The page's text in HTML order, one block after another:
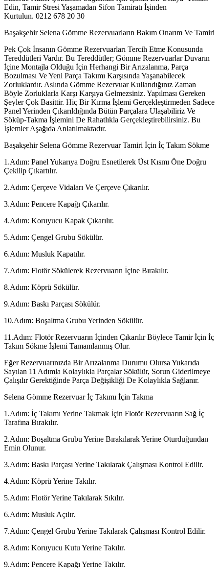
Edin, Tamir Stresi Yaşamadan Sifon Tamiratı İşinden
Kurtulun. 0212 678 20 30
Başakşehir Selena Gömme Rezervuarların Bakım Onarım Ve Tamiri
Pek Çok İnsanın Gömme Rezervuarları Tercih Etme Konusunda
Tereddütleri Vardır. Bu Tereddütler; Gömme Rezervuarlar Duvarın
İçine Montajla Olduğu İçin Herhangi Bir Arızalanma, Parça
Bozulması Ve Yeni Parça Takımı Karşısında Yaşanabilecek
Zorluklardır. Aslında Gömme Rezervuar Kullandığınız Zaman
Böyle Zorluklarla Karşı Karşıya Gelmezsiniz. Yapılması Gereken
Şeyler Çok Basittir. Hiç Bir Kırma İşlemi Gerçekleştirmeden Sadece
Panel Yerinden Çıkarıldığında Bütün Parçalara Ulaşabiliriz Ve
Söküp-Takma İşlemini De Rahatlıkla Gerçekleştirebilirsiniz. Bu
İşlemler Aşağıda Anlatılmaktadır.
Başakşehir Selena Gömme Rezervuar Tamiri İçin İç Takım Sökme
1.Adım: Panel Yukarıya Doğru Esnetilerek Üst Kısmı Öne Doğru
Çekilip Çıkartılır.
2.Adım: Çerçeve Vidaları Ve Çerçeve Çıkarılır.
3.Adım: Pencere Kapağı Çıkarılır.
4.Adım: Koruyucu Kapak Çıkarılır.
5.Adım: Çengel Grubu Sökülür.
6.Adım: Musluk Kapatılır.
7.Adım: Flotör Sökülerek Rezervuarın İçine Bırakılır.
8.Adım: Köprü Sökülür.
9.Adım: Baskı Parçası Sökülür.
10.Adım: Boşaltma Grubu Yerinden Sökülür.
11.Adım: Flotör Rezervuarın İçinden Çıkarılır Böylece Tamir İçin İç
Takım Sökme İşlemi Tamamlanmış Olur.
Eğer Rezervuarınızda Bir Arızalanma Durumu Olursa Yukarıda
Sayılan 11 Adımla Kolaylıkla Parçalar Sökülür, Sorun Giderilmeye
Çalışılır Gerektiğinde Parça Değişikliği De Kolaylıkla Sağlanır.
Selena Gömme Rezervuar İç Takımı İçin Takma
1.Adım: İç Takımı Yerine Takmak İçin Flotör Rezervuarın Sağ İç
Tarafına Bırakılır.
2.Adım: Boşaltma Grubu Yerine Bırakılarak Yerine Oturduğundan
Emin Olunur.
3.Adım: Baskı Parçası Yerine Takılarak Çalışması Kontrol Edilir.
4.Adım: Köprü Yerine Takılır.
5.Adım: Flotör Yerine Takılarak Sıkılır.
6.Adım: Musluk Açılır.
7.Adım: Çengel Grubu Yerine Takılarak Çalışması Kontrol Edilir.
8.Adım: Koruyucu Kutu Yerine Takılır.
9.Adım: Pencere Kapağı Yerine Takılır.